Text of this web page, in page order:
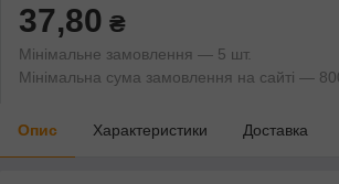
37,80 ₴
Мінімальне замовлення — 5 шт.
Мінімальна сума замовлення на сайті —
Опис Характеристики Доставка